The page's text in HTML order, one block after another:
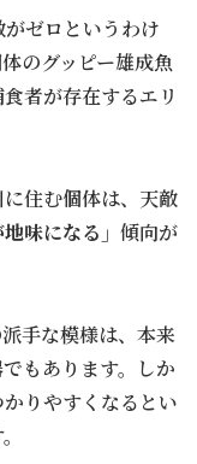
ゼロというわけ
のグッピー雄成魚
者が存在するエリ
住む個体は、天敵
地味になる」 傾向が
手な模様は、本来
もあります。しか
りやすくなるとい